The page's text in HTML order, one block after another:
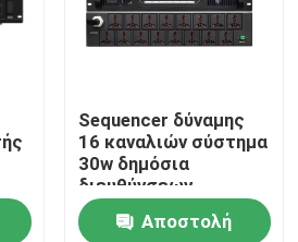
Sequencer δύναμης
16 καναλιών σύστημα
30w δημόσια
διευθύνσεων
Αποστολή